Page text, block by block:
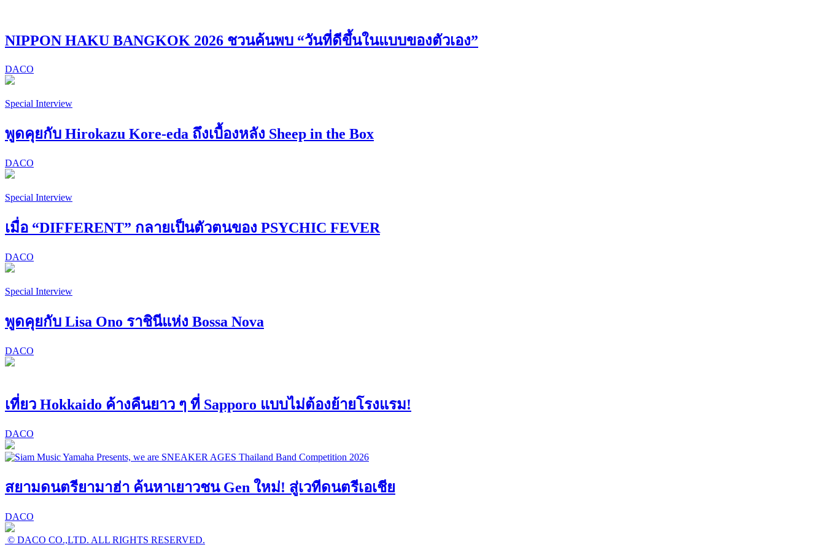
NIPPON HAKU BANGKOK 2026 ชวนค้นพบ “วันที่ดีขึ้นในแบบของตัวเอง”
DACO
Special Interview
พูดคุยกับ Hirokazu Kore-eda ถึงเบื้องหลัง Sheep in the Box
DACO
Special Interview
เมื่อ “DIFFERENT” กลายเป็นตัวตนของ PSYCHIC FEVER
DACO
Special Interview
พูดคุยกับ Lisa Ono ราชินีแห่ง Bossa Nova
DACO
เที่ยว Hokkaido ค้างคืนยาว ๆ ที่ Sapporo แบบไม่ต้องย้ายโรงแรม!
DACO
สยามดนตรียามาฮ่า ค้นหาเยาวชน Gen ใหม่! สู่เวทีดนตรีเอเชีย
DACO
© DACO CO.,LTD. ALL RIGHTS RESERVED.